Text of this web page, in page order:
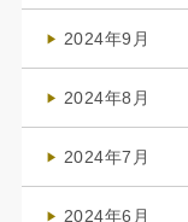
2024年9月
2024年8月
2024年7月
2024年6月